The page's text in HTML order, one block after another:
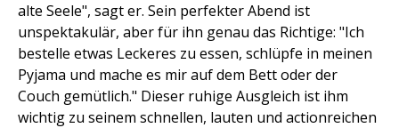
alte Seele", sagt er. Sein perfekter Abend ist
unspektakulär, aber für ihn genau das Richtige: "Ich
bestelle etwas Leckeres zu essen, schlüpfe in meinen
Pyjama und mache es mir auf dem Bett oder der
Couch gemütlich." Dieser ruhige Ausgleich ist ihm
wichtig zu seinem schnellen, lauten und actionreichen